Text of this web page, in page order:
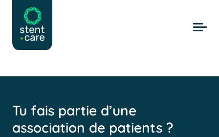
Skip to main content
Tu fais partie d’une
association de patients ?